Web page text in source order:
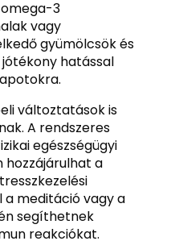
3
vagy
gyümölcsök és
hatással
változtatások is
A rendszeres
egészségügyi
hozzájárulhat a
meditáció vagy a
segíthetnek
reakciókat.